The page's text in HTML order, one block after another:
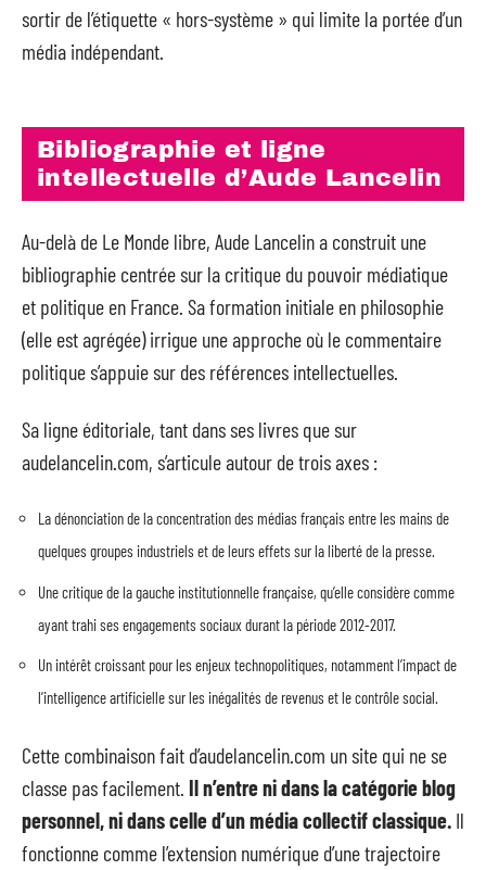
sortir de l’étiquette « hors-système » qui limite la portée d’un
média indépendant.
Bibliographie et ligne
intellectuelle d’Aude Lancelin
Au-delà de Le Monde libre, Aude Lancelin a construit une
bibliographie centrée sur la critique du pouvoir médiatique
et politique en France. Sa formation initiale en philosophie
(elle est agrégée) irrigue une approche où le commentaire
politique s’appuie sur des références intellectuelles.
Sa ligne éditoriale, tant dans ses livres que sur
audelancelin.com, s’articule autour de trois axes :
La dénonciation de la concentration des médias français entre les mains de
quelques groupes industriels et de leurs effets sur la liberté de la presse.
Une critique de la gauche institutionnelle française, qu’elle considère comme
ayant trahi ses engagements sociaux durant la période 2012-2017.
Un intérêt croissant pour les enjeux technopolitiques, notamment l’impact de
l’intelligence artificielle sur les inégalités de revenus et le contrôle social.
Cette combinaison fait d’audelancelin.com un site qui ne se
classe pas facilement. Il n’entre ni dans la catégorie blog
personnel, ni dans celle d’un média collectif classique. Il
fonctionne comme l’extension numérique d’une trajectoire